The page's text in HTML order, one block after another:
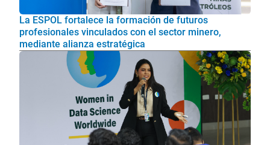
La ESPOL fortalece la formación de futuros
profesionales vinculados con el sector minero,
mediante alianza estratégica